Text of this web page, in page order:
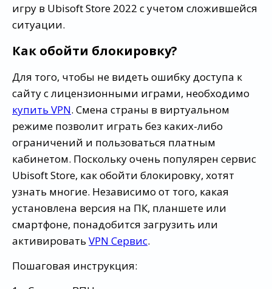
игру в Ubisoft Store 2022 с учетом сложившейся
ситуации.
Как обойти блокировку?
Для того, чтобы не видеть ошибку доступа к
сайту с лицензионными играми, необходимо
купить VPN. Смена страны в виртуальном
режиме позволит играть без каких-либо
ограничений и пользоваться платным
кабинетом. Поскольку очень популярен сервис
Ubisoft Store, как обойти блокировку, хотят
узнать многие. Независимо от того, какая
установлена версия на ПК, планшете или
смартфоне, понадобится загрузить или
активировать VPN Сервис.
Пошаговая инструкция: